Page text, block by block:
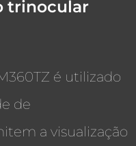
trinocular
é utilizado
de
a visualização